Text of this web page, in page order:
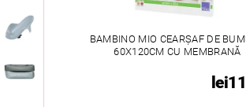
BAMBINO MIO CEARȘAF DE
60X120CM CU MEMBRANĂ